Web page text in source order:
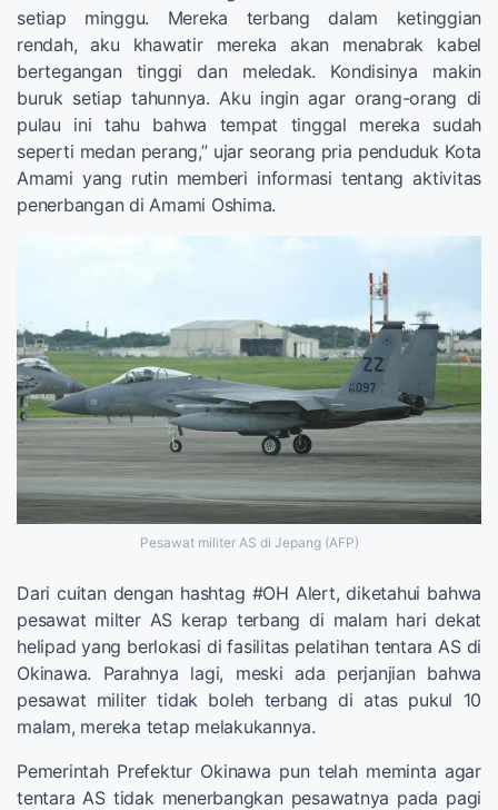
setiap minggu. Mereka terbang dalam ketinggian
rendah, aku khawatir mereka akan menabrak kabel
bertegangan tinggi dan meledak. Kondisinya makin
buruk setiap tahunnya. Aku ingin agar orang-orang di
pulau ini tahu bahwa tempat tinggal mereka sudah
seperti medan perang,” ujar seorang pria penduduk Kota
Amami yang rutin memberi informasi tentang aktivitas
penerbangan di Amami Oshima.
Pesawat militer AS di Jepang (AFP)
Dari cuitan dengan hashtag #OH Alert, diketahui bahwa
pesawat milter AS kerap terbang di malam hari dekat
helipad yang berlokasi di fasilitas pelatihan tentara AS di
Okinawa. Parahnya lagi, meski ada perjanjian bahwa
pesawat militer tidak boleh terbang di atas pukul 10
malam, mereka tetap melakukannya.
Pemerintah Prefektur Okinawa pun telah meminta agar
tentara AS tidak menerbangkan pesawatnya pada pagi